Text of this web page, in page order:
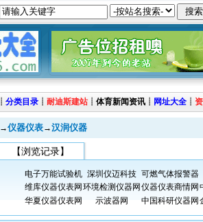
┊ 分类目录 ┊ 耐迪斯建站 ┊ 体育新闻资讯 ┊ 网址大全 ┊
→仪器仪表→汉润仪器
【浏览记录】
电子万能试验机 深圳仪迈科技 可燃气体报警器
维库仪器仪表网 环境检测仪器网 仪器仪表商情网
华夏仪器仪表网
示波器网 中国科研仪器网